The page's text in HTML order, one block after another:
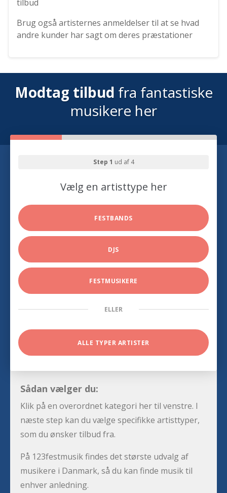
tilbud
Brug også artisternes anmeldelser til at se hvad
andre kunder har sagt om deres præstationer
Modtag tilbud fra fantastiske
musikere her
Step 1 ud af 4
Vælg en artisttype her
FESTBANDS
DJS
FESTMUSIKERE
ELLER
ALLE TYPER ARTISTER
Sådan vælger du:
Klik på en overordnet kategori her til venstre. I
næste step kan du vælge specifikke artisttyper,
som du ønsker tilbud fra.
På 123festmusik findes det største udvalg af
musikere i Danmark, så du kan finde musik til
enhver anledning.